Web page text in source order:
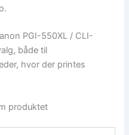
PGI-550XL / CLI-
både til
hvor der printes
produktet